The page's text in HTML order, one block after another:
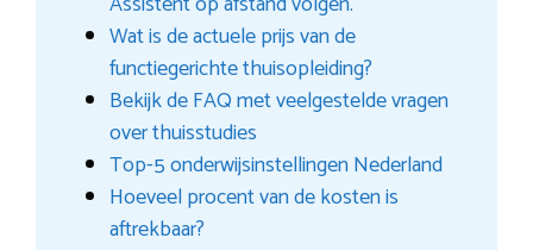
Wat is de actuele prijs van de
functiegerichte thuisopleiding?
Bekijk de FAQ met veelgestelde vragen
over thuisstudies
Top-5 onderwijsinstellingen Nederland
Hoeveel procent van de kosten is
aftrekbaar?